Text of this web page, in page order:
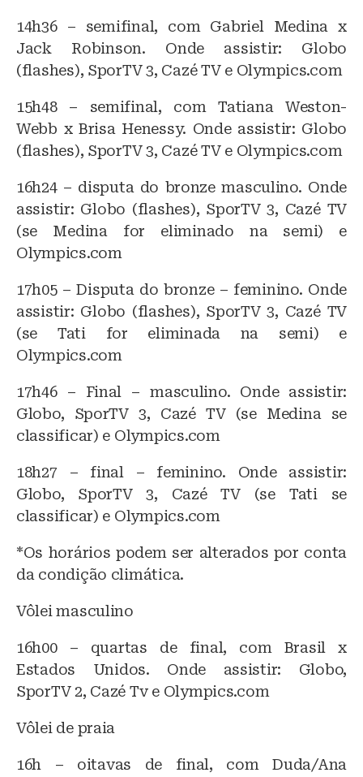
14h36 – semifinal, com Gabriel Medina x
Jack Robinson. Onde assistir: Globo
(flashes), SporTV 3, Cazé TV e Olympics.com
15h48 – semifinal, com Tatiana Weston-
Webb x Brisa Henessy. Onde assistir: Globo
(flashes), SporTV 3, Cazé TV e Olympics.com
16h24 – disputa do bronze masculino. Onde
assistir: Globo (flashes), SporTV 3, Cazé TV
(se Medina for eliminado na semi) e
Olympics.com
17h05 – Disputa do bronze – feminino. Onde
assistir: Globo (flashes), SporTV 3, Cazé TV
(se Tati for eliminada na semi) e
Olympics.com
17h46 – Final – masculino. Onde assistir:
Globo, SporTV 3, Cazé TV (se Medina se
classificar) e Olympics.com
18h27 – final – feminino. Onde assistir:
Globo, SporTV 3, Cazé TV (se Tati se
classificar) e Olympics.com
*Os horários podem ser alterados por conta
da condição climática.
Vôlei masculino
16h00 – quartas de final, com Brasil x
Estados Unidos. Onde assistir: Globo,
SporTV 2, Cazé Tv e Olympics.com
Vôlei de praia
16h – oitavas de final, com Duda/Ana